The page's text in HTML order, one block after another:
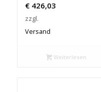
€426,03
zzgl.
Versand
Weiterlesen